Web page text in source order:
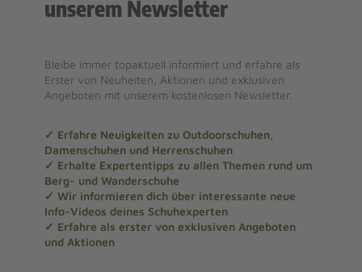
unserem Newsletter
Bleibe immer topaktuell informiert und erfahre als
Erster von Neuheiten, Aktionen und exklusiven
Angeboten mit unserem kostenlosen Newsletter.
✓ Erfahre Neuigkeiten zu Outdoorschuhen,
Damenschuhen und Herrenschuhen
✓ Erhalte Expertentipps zu allen Themen rund um
Berg- und Wanderschuhe
✓ Wir informieren dich über interessante neue
Info-Videos deines Schuhexperten
✓ Erfahre als erster von exklusiven Angeboten
und Aktionen